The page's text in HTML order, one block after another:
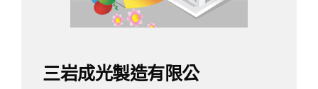
三岩成光製造有限公